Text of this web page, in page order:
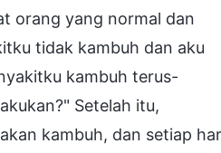
orang yang normal dan
tidak kambuh dan aku
kambuh terus-
Setelah itu,
kambuh, dan setiap